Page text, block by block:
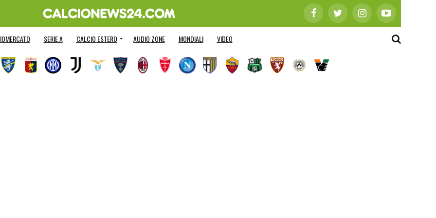
SERIE A CALCIO ESTERO AUDIO ZONE MONDIALI VIDEO